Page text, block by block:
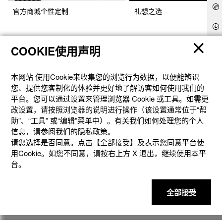
官方商城个性定制 礼想之选
产品
客户支持
COOKIE使用声明
本网站 使⽤Cookie来收集您的浏览⾏为数据，以便能辨识
您、提供您客制化的体验并更好地了解访客如何使⽤我们的
平台。您可以通过设置来管理浏览器 Cookie 或⼯具。如需更
改设置，请按照浏览器的说明进⾏操作（该设置通常位于“帮
助”、“⼯具” 或“编辑”菜单中）。有关我们如何处理您的个⼈
信息，请参阅我们的隐私政策。
请您选择是否同意。点击【全部接受】及表示您同意平台使
用Cookie。如您不同意，请按右上⽅ X 退出，继续使⽤本平
台。
全部接受